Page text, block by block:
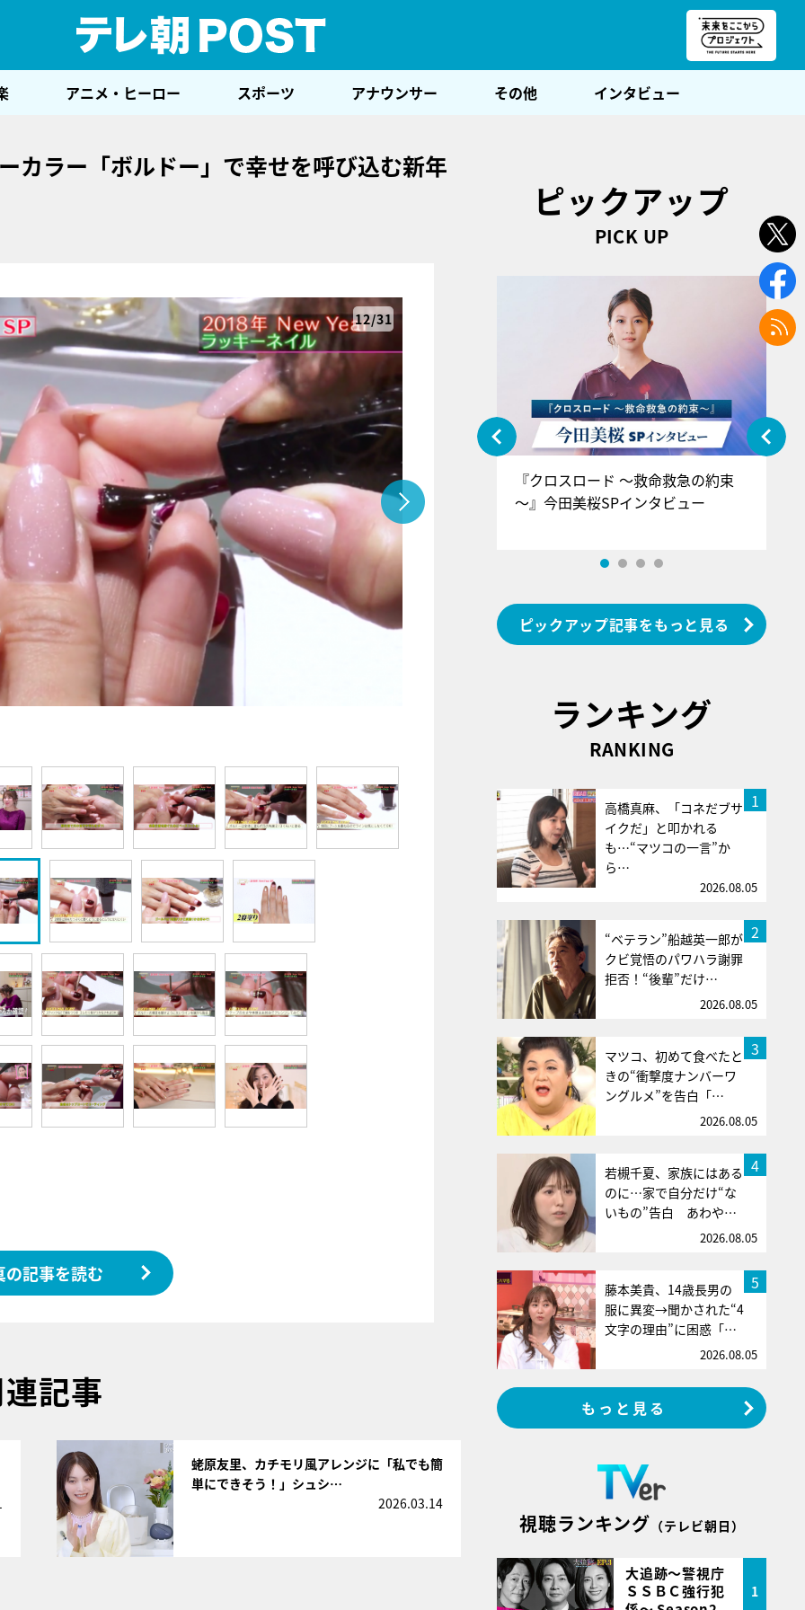
アニメ・ヒーロー スポーツ アナウンサー その他 インタビュー
カラー「ボルドー」で幸せを呼び込む新年
12/31
の記事を読む
記事
蛯原友里、カチモリ風アレンジに「私でも簡
単にできそう！」シュシ…
2026.03.14
ピックアップ
PICK UP
『アイ＝ラブ！げーみんぐ』＝LOV
E齋藤樹愛羅＆佐々木舞香SPインタ
ビュー
『クロスロード ～救命救急の約束
～』今田美桜SPインタビュー
ピックアップ記事をもっと見る
ランキング
RANKING
1
高橋真麻、「コネだブサ
イクだ」と叩かれる
も…“マツコの一言”か
ら…
2026.08.05
2
“ベテラン”船越英一郎が
クビ覚悟のパワハラ謝罪
拒否！“後輩”だけ…
2026.08.05
3
マツコ、初めて食べたと
きの“衝撃度ナンバーワ
ングルメ”を告白「…
2026.08.05
4
若槻千夏、家族にはある
のに…家で自分だけ“な
いもの”告白 あわや…
2026.08.05
5
藤本美貴、14歳長男の
服に異変→聞かされた“4
文字の理由”に困惑「…
2026.08.05
もっと見る
視聴ランキング （テレビ朝日）
大追跡～警視庁
ＳＳＢＣ強行犯
1